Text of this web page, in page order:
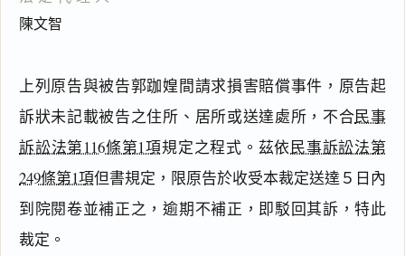
陳文智
上列原告與被告郭跏媓間請求損害賠償事件，原告起
訴狀未記載被告之住所、居所或送達處所，不合民事
訴訟法第116條第1項規定之程式。茲依民事訴訟法第
249條第1項但書規定，限原告於收受本裁定送達５日內
到院閱卷並補正之，逾期不補正，即駁回其訴，特此
裁定。
研究